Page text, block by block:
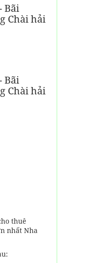
Bãi
Chài hải
Bãi
Chài hải
thuê
nhất Nha